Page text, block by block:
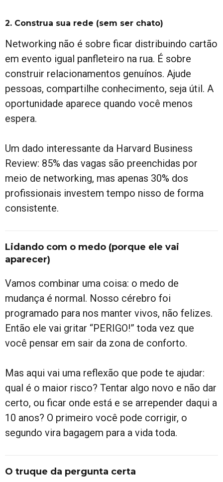
2. Construa sua rede (sem ser chato)
Networking não é sobre ficar distribuindo cartão
em evento igual panfleteiro na rua. É sobre
construir relacionamentos genuínos. Ajude
pessoas, compartilhe conhecimento, seja útil. A
oportunidade aparece quando você menos
espera.
Um dado interessante da Harvard Business
Review: 85% das vagas são preenchidas por
meio de networking, mas apenas 30% dos
profissionais investem tempo nisso de forma
consistente.
Lidando com o medo (porque ele vai
aparecer)
Vamos combinar uma coisa: o medo de
mudança é normal. Nosso cérebro foi
programado para nos manter vivos, não felizes.
Então ele vai gritar “PERIGO!” toda vez que
você pensar em sair da zona de conforto.
Mas aqui vai uma reflexão que pode te ajudar:
qual é o maior risco? Tentar algo novo e não dar
certo, ou ficar onde está e se arrepender daqui a
10 anos? O primeiro você pode corrigir, o
segundo vira bagagem para a vida toda.
O truque da pergunta certa